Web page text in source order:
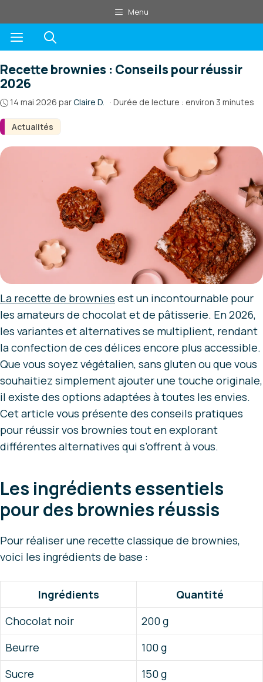
au
contenu
Menu
Menu
Actualités
Recette brownies : Conseils pour réussir
2026
14 mai 2026 parClaire D. · Durée de lecture : environ 3 minutes
La recette de brownies est un incontournable pour
les amateurs de chocolat et de pâtisserie. En 2026,
les variantes et alternatives se multiplient, rendant
la confection de ces délices encore plus accessible.
Que vous soyez végétalien, sans gluten ou que vous
souhaitiez simplement ajouter une touche originale,
il existe des options adaptées à toutes les envies.
Cet article vous présente des conseils pratiques
pour réussir vos brownies tout en explorant
différentes alternatives qui s’offrent à vous.
Les ingrédients essentiels
pour des brownies réussis
Pour réaliser une recette classique de brownies,
voici les ingrédients de base :
Ingrédients
Quantité
Chocolat noir
200 g
Beurre
100 g
Sucre
150 g